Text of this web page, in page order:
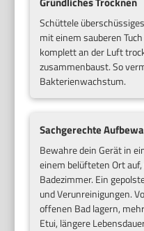
Schüttele
mit einem sauberen
komplett an der Luft
zusammenbaust. So
Bakterienwachstum.
Sachgerechte
Bewahre dein Gerät in
einem belüfteten Ort
Badezimmer. Ein
und Verunreinigungen.
offenen Bad lagern,
Etui, längere